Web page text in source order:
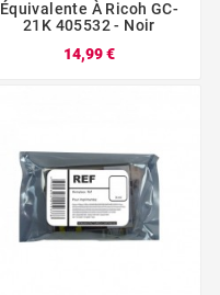
Équivalente À Ricoh GC-
21K 405532 - Noir
14,99 €